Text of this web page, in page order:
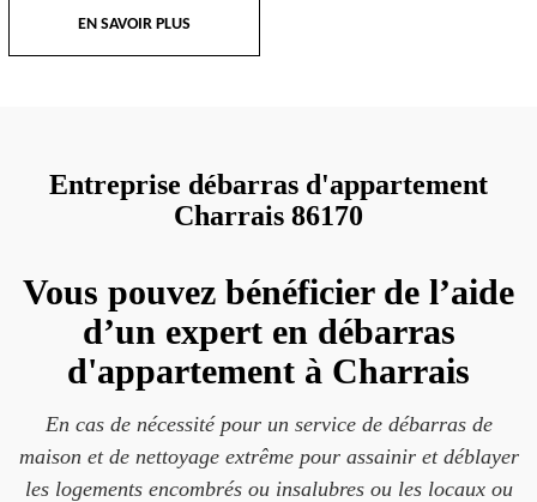
EN SAVOIR PLUS
Entreprise débarras d'appartement
Charrais 86170
Vous pouvez bénéficier de l’aide
d’un expert en débarras
d'appartement à Charrais
En cas de nécessité pour un service de débarras de
maison et de nettoyage extrême pour assainir et déblayer
les logements encombrés ou insalubres ou les locaux ou